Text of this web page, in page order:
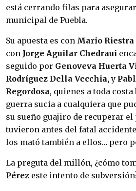
está cerrando filas para
municipal de Puebla.
Su apuesta es con Mario Riestra
con Jorge Aguilar Chedraui
seguido por Genoveva Huerta
Rodríguez Della Vecchia,y
Regordosa, quienes a toda
guerra sucia a cualquiera que
su sueño guajiro de recuperar el
tuvieron antes del fatal
los mató también a ellos… pero
La preguta del millón, ¿cómo
Pérez este intento de